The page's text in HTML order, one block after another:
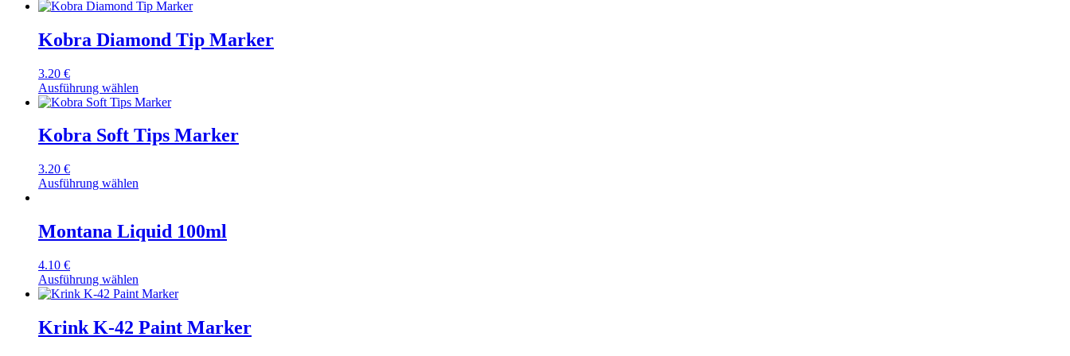
Kobra Diamond Tip Marker
3.20 €
Ausführung wählen
Kobra Soft Tips Marker
3.20 €
Ausführung wählen
Montana Liquid 100ml
4.10 €
Ausführung wählen
Krink K-42 Paint Marker